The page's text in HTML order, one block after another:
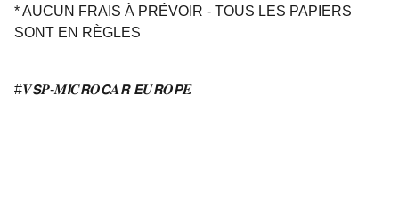
* AUCUN FRAIS À PRÉVOIR - TOUS LES PAPIERS
SONT EN RÈGLES
#𝑽𝙎𝑷-𝑴𝙄𝑪𝙍𝑶𝘾𝑨𝙍 𝙀𝑼𝙍𝑶𝙋𝑬